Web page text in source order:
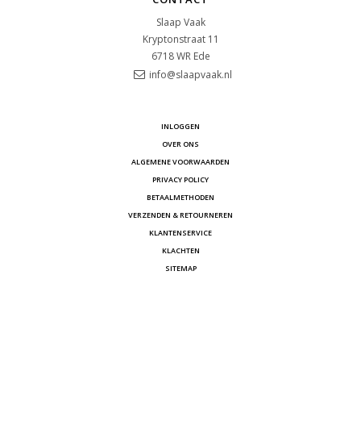
Slaap Vaak
Kryptonstraat 11
6718 WR Ede
info@slaapvaak.nl
INLOGGEN
OVER ONS
ALGEMENE VOORWAARDEN
PRIVACY POLICY
BETAALMETHODEN
VERZENDEN & RETOURNEREN
KLANTENSERVICE
KLACHTEN
SITEMAP